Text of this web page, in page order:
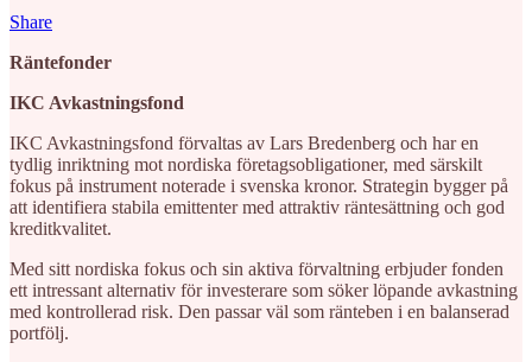
Share
Räntefonder
IKC Avkastningsfond
IKC Avkastningsfond förvaltas av Lars Bredenberg och har en
tydlig inriktning mot nordiska företagsobligationer, med särskilt
fokus på instrument noterade i svenska kronor. Strategin bygger på
att identifiera stabila emittenter med attraktiv räntesättning och god
kreditkvalitet.
Med sitt nordiska fokus och sin aktiva förvaltning erbjuder fonden
ett intressant alternativ för investerare som söker löpande avkastning
med kontrollerad risk. Den passar väl som ränteben i en balanserad
portfölj.